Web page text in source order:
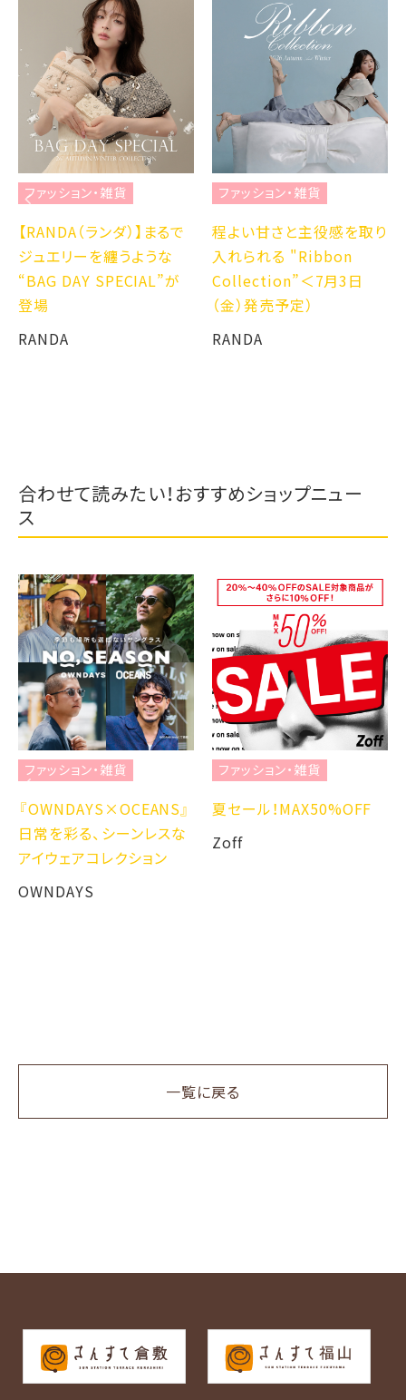
ファッション・雑貨
【RANDA（ランダ）】まるで
ジュエリーを纏うような
“BAG DAY SPECIAL”が
登場
RANDA
ファッション・雑貨
程よい甘さと主役感を取り
入れられる "Ribbon
Collection”＜7月3日
（金）発売予定）
RANDA
合わせて読みたい！おすすめショップニュー
ス
ファッション・雑貨
『OWNDAYS×OCEANS』
日常を彩る、シーンレスな
アイウェアコレクション
OWNDAYS
ファッション・雑貨
夏セール！MAX50%OFF
Zoff
一覧に戻る